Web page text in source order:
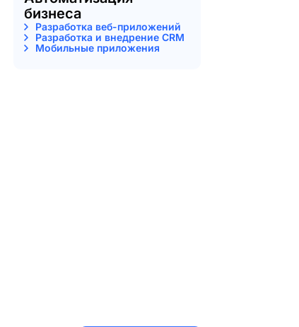
бизнеса
Разработка веб-приложений
Разработка и внедрение CRM
Мобильные приложения